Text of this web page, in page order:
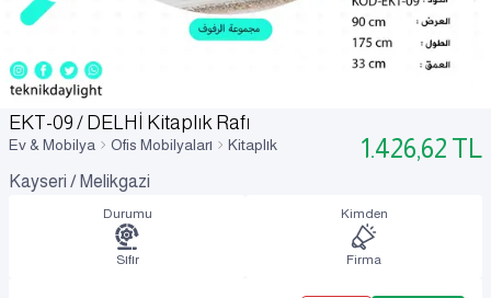
EKT-09 / DELHİ Kitaplık Rafı
Ev & Mobilya Ofis Mobilyaları Kitaplık 1.426,62 TL
Kayseri / Melikgazi
Durumu
Sıfır
Kimden
Firma